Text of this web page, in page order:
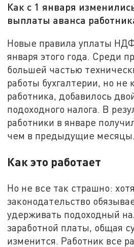
Как с 1 января
выплаты аванса
Новые правила уплаты
января этого года. Среди
большей частью
работы бухгалтерии, но не
работника, добавилось
подоходного налога. В
работники в январе
чем в предыдущие месяцы.
Как это работает
Но не все так страшно: хотя
законодательство
удерживать подоходный
заработной платы, общая
изменится. Работник все